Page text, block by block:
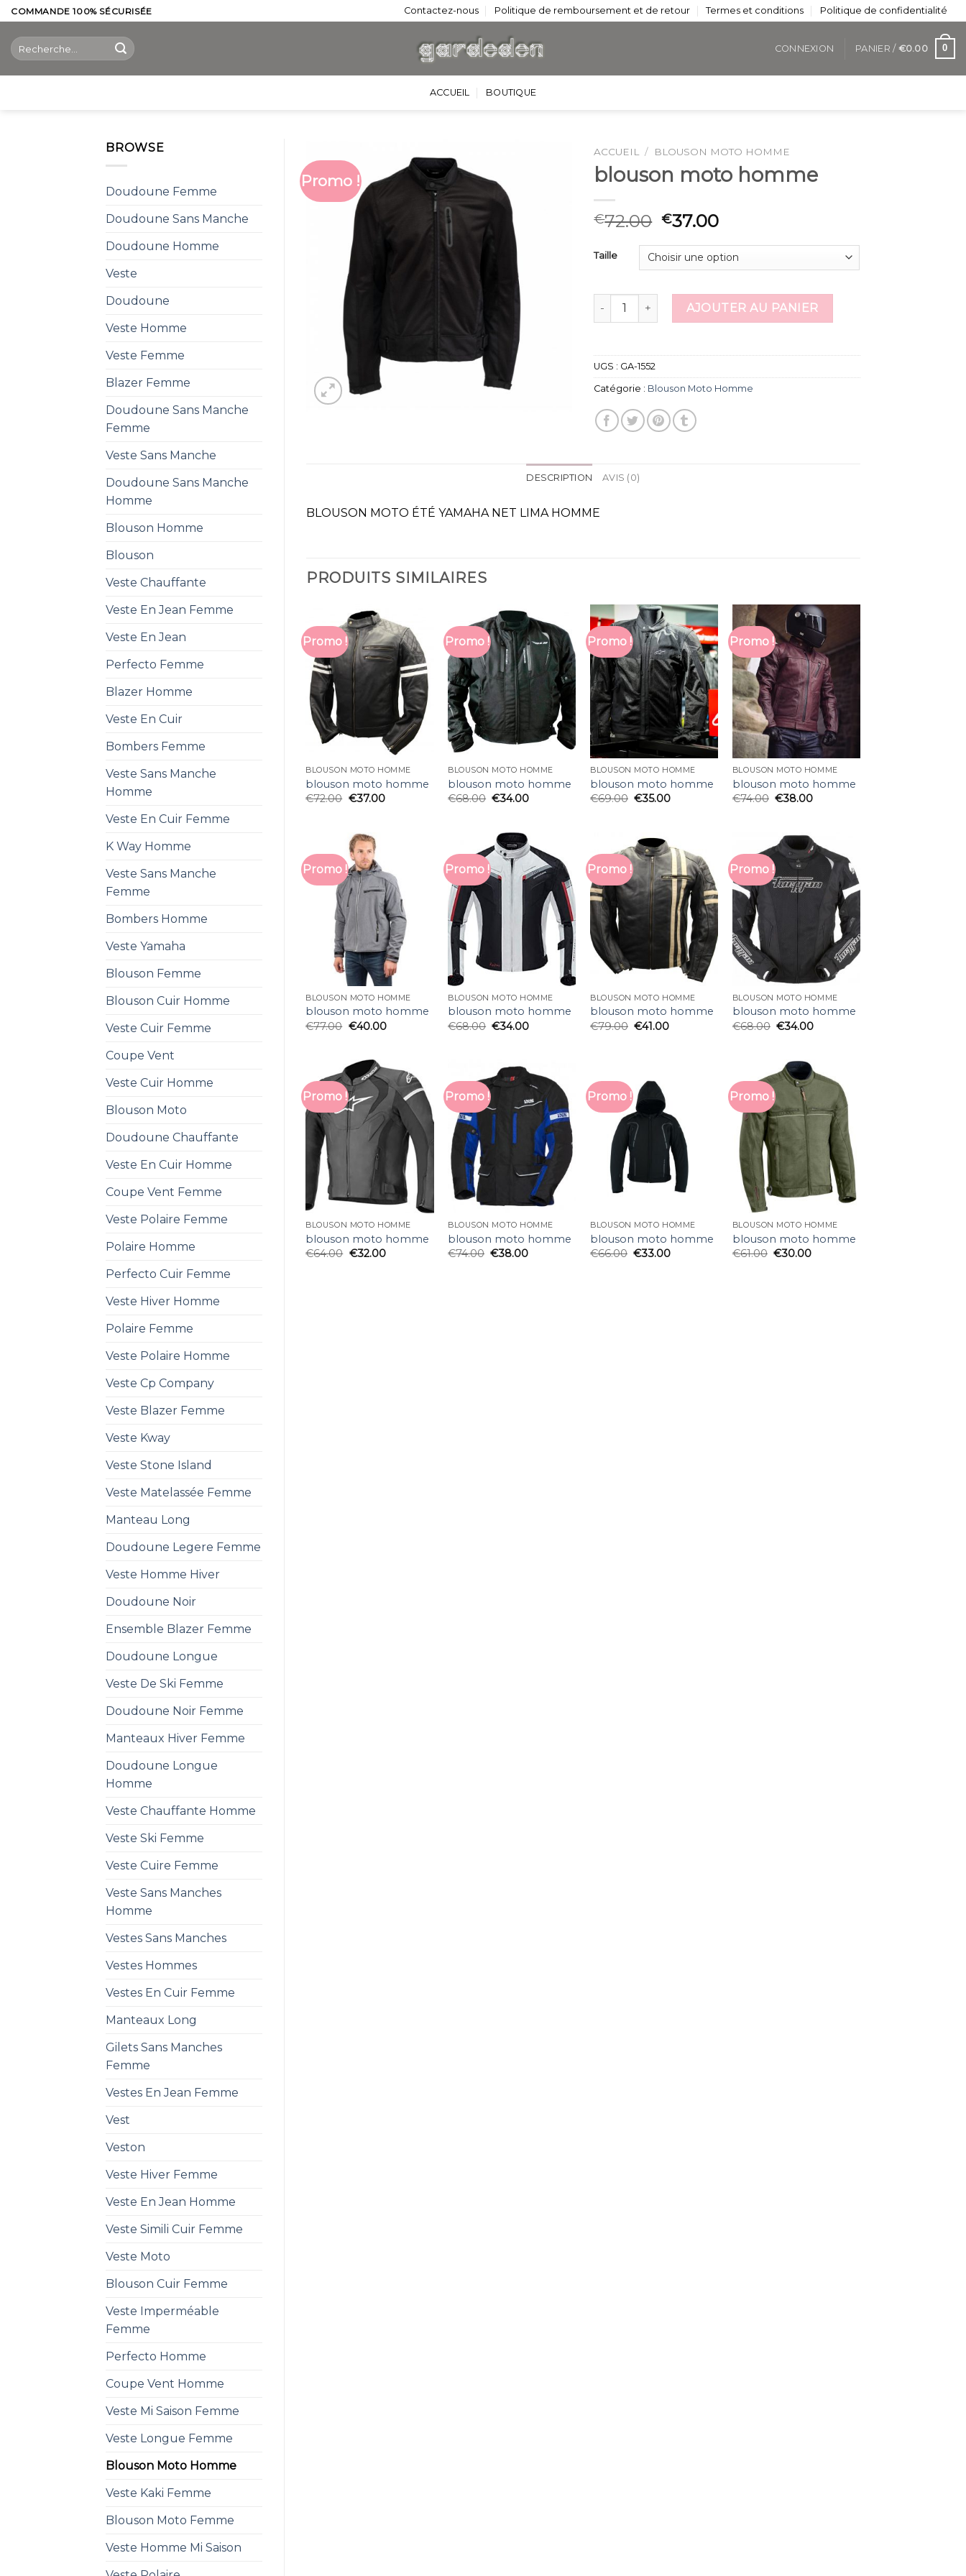
Skip
to
content
COMMANDE 100% SÉCURISÉE Contactez-nous Politique de remboursement et de retour Termes et conditions Politique de confidentialité
Recherche
pour :
CONNEXION PANIER / €0.00 0
ACCUEIL BOUTIQUE
BROWSE
Doudoune Femme
Doudoune Sans Manche
Doudoune Homme
Veste
Doudoune
Veste Homme
Veste Femme
Blazer Femme
Doudoune Sans Manche
Femme
Veste Sans Manche
Doudoune Sans Manche
Homme
Blouson Homme
Blouson
Veste Chauffante
Veste En Jean Femme
Veste En Jean
Perfecto Femme
Blazer Homme
Veste En Cuir
Bombers Femme
Veste Sans Manche
Homme
Veste En Cuir Femme
K Way Homme
Veste Sans Manche
Femme
Bombers Homme
Veste Yamaha
Blouson Femme
Blouson Cuir Homme
Veste Cuir Femme
Coupe Vent
Veste Cuir Homme
Blouson Moto
Doudoune Chauffante
Veste En Cuir Homme
Coupe Vent Femme
Veste Polaire Femme
Polaire Homme
Perfecto Cuir Femme
Veste Hiver Homme
Polaire Femme
Veste Polaire Homme
Veste Cp Company
Veste Blazer Femme
Veste Kway
Veste Stone Island
Veste Matelassée Femme
Manteau Long
Doudoune Legere Femme
Veste Homme Hiver
Doudoune Noir
Ensemble Blazer Femme
Doudoune Longue
Veste De Ski Femme
Doudoune Noir Femme
Manteaux Hiver Femme
Doudoune Longue
Homme
Veste Chauffante Homme
Veste Ski Femme
Veste Cuire Femme
Veste Sans Manches
Homme
Vestes Sans Manches
Vestes Hommes
Vestes En Cuir Femme
Manteaux Long
Gilets Sans Manches
Femme
Vestes En Jean Femme
Vest
Veston
Veste Hiver Femme
Veste En Jean Homme
Veste Simili Cuir Femme
Veste Moto
Blouson Cuir Femme
Veste Imperméable
Femme
Perfecto Homme
Coupe Vent Homme
Veste Mi Saison Femme
Veste Longue Femme
Blouson Moto Homme
Veste Kaki Femme
Blouson Moto Femme
Veste Homme Mi Saison
Promo !
ACCUEIL / BLOUSON MOTO HOMME
blouson moto homme
€72.00 €37.00
Taille
quantité de blouson moto homme
AJOUTER AU PANIER
UGS : GA-1552
Catégorie : Blouson Moto Homme
DESCRIPTION AVIS (0)
BLOUSON MOTO ÉTÉ YAMAHA NET LIMA HOMME
PRODUITS SIMILAIRES
Promo !
BLOUSON MOTO HOMME
blouson moto homme
€72.00 €37.00
Promo !
BLOUSON MOTO HOMME
blouson moto homme
€68.00 €34.00
Promo !
BLOUSON MOTO HOMME
blouson moto homme
€69.00 €35.00
Promo !
BLOUSON MOTO HOMME
blouson moto homme
€74.00 €38.00
Promo !
BLOUSON MOTO HOMME
blouson moto homme
€77.00 €40.00
Promo !
BLOUSON MOTO HOMME
blouson moto homme
€68.00 €34.00
Promo !
BLOUSON MOTO HOMME
blouson moto homme
€79.00 €41.00
Promo !
BLOUSON MOTO HOMME
blouson moto homme
€68.00 €34.00
Promo !
BLOUSON MOTO HOMME
blouson moto homme
€64.00 €32.00
Promo !
BLOUSON MOTO HOMME
blouson moto homme
€74.00 €38.00
Promo !
BLOUSON MOTO HOMME
blouson moto homme
€66.00 €33.00
Promo !
BLOUSON MOTO HOMME
blouson moto homme
€61.00 €30.00